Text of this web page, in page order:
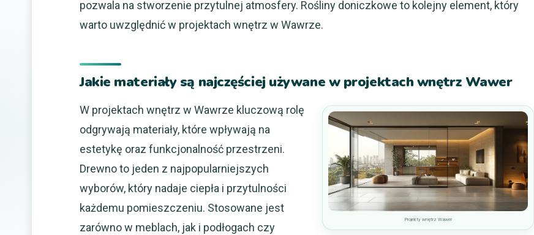
pozwala na stworzenie przytulnej atmosfery. Rośliny doniczkowe to kolejny element, który
warto uwzględnić w projektach wnętrz w Wawrze.
Jakie materiały są najczęściej używane w projektach wnętrz Wawer
Projekty wnętrz Wawer
W projektach wnętrz w Wawrze kluczową rolę
odgrywają materiały, które wpływają na
estetykę oraz funkcjonalność przestrzeni.
Drewno to jeden z najpopularniejszych
wyborów, który nadaje ciepła i przytulności
każdemu pomieszczeniu. Stosowane jest
zarówno w meblach, jak i podłogach czy